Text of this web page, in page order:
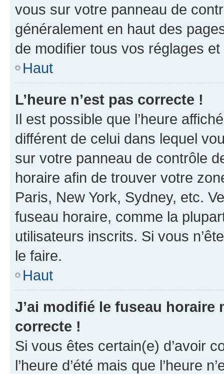
vous sur votre panneau de
généralement en haut des
de modifier tous vos réglages
Haut
L’heure n’est pas correcte !
Il est possible que l’heure
différent de celui dans lequel
sur votre panneau de contrôle
horaire afin de trouver votre
Paris, New York, Sydney, etc.
fuseau horaire, comme la
utilisateurs inscrits. Si vous
le faire.
Haut
J’ai modifié le fuseau horaire
correcte !
Si vous êtes certain(e) d’avoir
l’heure d’été mais que l’heure